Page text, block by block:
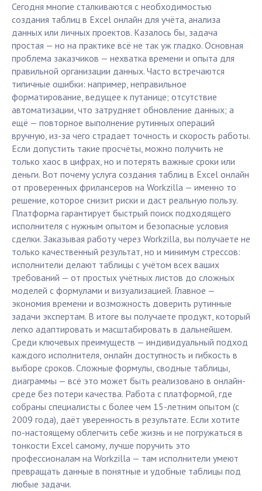
Сегодня многие сталкиваются с необходимостью
создания таблиц в Excel онлайн для учёта, анализа
данных или личных проектов. Казалось бы, задача
простая — но на практике всё не так уж гладко. Основная
проблема заказчиков — нехватка времени и опыта для
правильной организации данных. Часто встречаются
типичные ошибки: например, неправильное
форматирование, ведущее к путанице; отсутствие
автоматизации, что затрудняет обновление данных; а
ещё — повторное выполнение рутинных операций
вручную, из-за чего страдает точность и скорость работы.
Если допустить такие просчёты, можно получить не
только хаос в цифрах, но и потерять важные сроки или
деньги. Вот почему услуга создания таблиц в Excel онлайн
от проверенных фрилансеров на Workzilla — именно то
решение, которое снизит риски и даст реальную пользу.
Платформа гарантирует быстрый поиск подходящего
исполнителя с нужным опытом и безопасные условия
сделки. Заказывая работу через Workzilla, вы получаете не
только качественный результат, но и минимум стрессов:
исполнители делают таблицы с учётом всех ваших
требований — от простых учётных листов до сложных
моделей с формулами и визуализацией. Главное —
экономия времени и возможность доверить рутинные
задачи экспертам. В итоге вы получаете продукт, который
легко адаптировать и масштабировать в дальнейшем.
Среди ключевых преимуществ — индивидуальный подход
каждого исполнителя, онлайн доступность и гибкость в
выборе сроков. Сложные формулы, сводные таблицы,
диаграммы — всё это может быть реализовано в онлайн-
среде без потери качества. Работа с платформой, где
собраны специалисты с более чем 15-летним опытом (с
2009 года), даёт уверенность в результате. Если хотите
по-настоящему облегчить себе жизнь и не погружаться в
тонкости Excel самому, лучше поручить это
профессионалам на Workzilla — там исполнители умеют
превращать данные в понятные и удобные таблицы под
любые задачи.